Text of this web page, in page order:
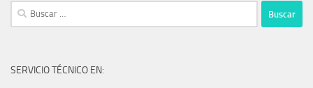
Buscar:
SERVICIO TÉCNICO EN: